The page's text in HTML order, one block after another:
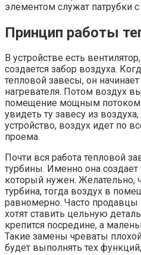
элементом служат патрубки
Принцип работы
В устройстве есть
создается забор воздуха.
тепловой завесы, он
нагревателя. Потом воздух
помещение мощным
увидеть ту завесу из
устройство, воздух идет по
проема.
Почти вся работа тепловой
турбины. Именно она создает
который нужен. Желательно,
турбина, тогда воздух в
равномерно. Часто продавцы
хотят ставить цельную
крепится посредине, а
Такие замены чреваты
будет выполнять тех